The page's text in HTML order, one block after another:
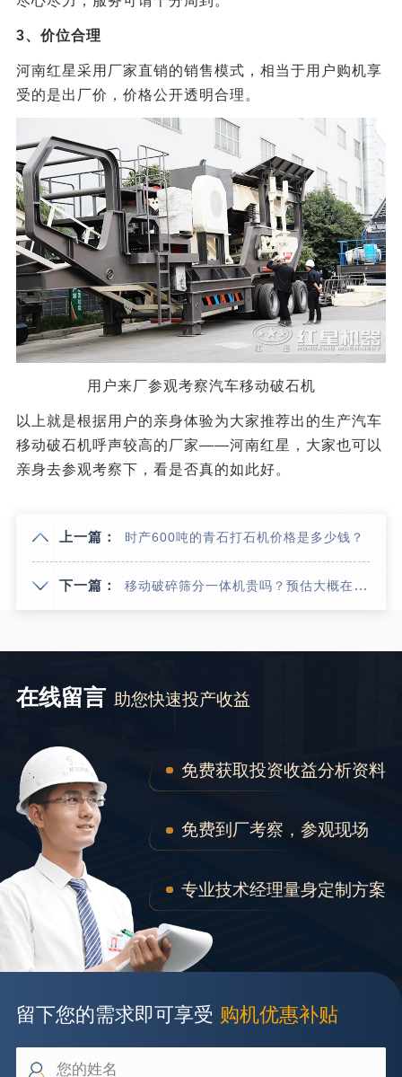
3、价位合理
河南红星采用厂家直销的销售模式，相当于用户购机享
受的是出厂价，价格公开透明合理。
用户来厂参观考察汽车移动破石机
以上就是根据用户的亲身体验为大家推荐出的生产汽车
移动破石机呼声较高的厂家——河南红星，大家也可以
亲身去参观考察下，看是否真的如此好。
上一篇： 时产600吨的青石打石机价格是多少钱？
下一篇： 移动破碎筛分一体机贵吗？预估大概在多少钱
在线留言 助您快速投产收益
免费获取投资收益分析资料
免费到厂考察，参观现场
专业技术经理量身定制方案
留下您的需求即可享受 购机优惠补贴